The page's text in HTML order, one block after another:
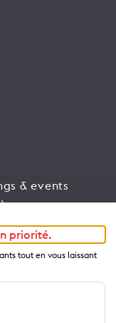
& events
Médias
et guides
priorité.
tout en vous laissant